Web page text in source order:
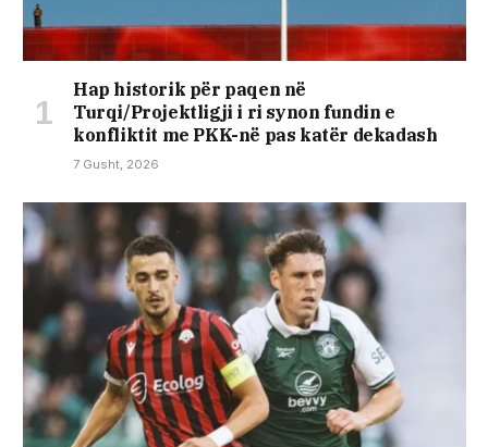
Hap historik për paqen në
Turqi/Projektligji i ri synon fundin e
konfliktit me PKK-në pas katër dekadash
7 Gusht, 2026